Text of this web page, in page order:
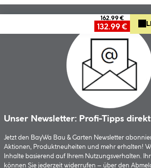
162.99 €
132.99 €
Unser Newsletter: Profi-Tipps
Jetzt den BayWa Bau & Garten Newsletter
Aktionen, Produktneuheiten und mehr erhalten!
Inhalte basierend auf Ihrem Nutzungsverhalten.
können Sie jederzeit widerrufen – über den